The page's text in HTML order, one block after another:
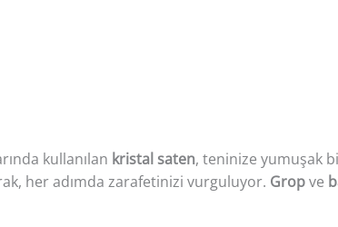
kullanılan kristal saten, teninize yumuşak
her adımda zarafetinizi vurguluyor. Gropve